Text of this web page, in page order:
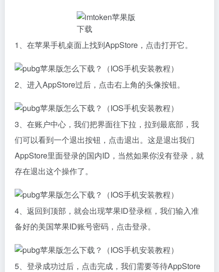
1、在苹果手机桌面上找到AppStore，点击打开它。
2、进入AppStore过后，点击右上角的头像按钮。
3、在账户中心，我们把界面往下拉，拉到最底部，我
们可以看到一个退出按钮，点击退出。这是退出我们
AppStore里面登录的国内ID，当然如果你没有登录，就
存在退出这个操作了。
4、返回到顶部，就会出现苹果ID登录框，我们输入准
备好的美国苹果ID账号密码，点击登录。
5、登录成功过后，点击完成，我们需要等待AppStore